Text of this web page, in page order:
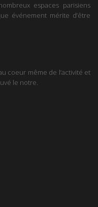
espaces parisiens
événement mérite d’être
coeur même de l’activité et
le notre.